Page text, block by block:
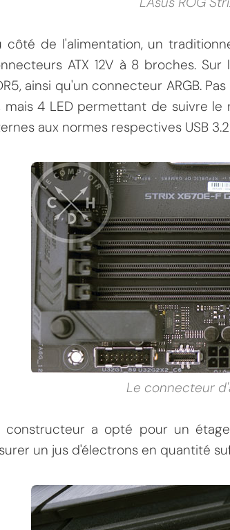
côté de l'alimentation, un
ATX 12V à 8 broches.
ainsi qu'un connecteur ARGB.
mais 4 LED permettant de suivre
aux normes respectives USB
Le connecteur
constructeur a opté pour un
un jus d'électrons en quantité